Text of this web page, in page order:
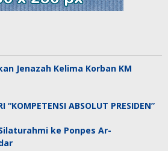
Jenazah Kelima Korban KM
“KOMPETENSI ABSOLUT PRESIDEN”
ke Ponpes Ar-